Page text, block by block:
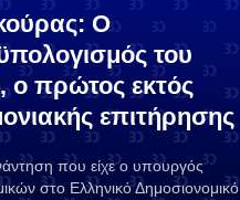
Ο
του
ο πρώτος εκτός
επιτήρησης
που είχε ο υπουργός
στο Ελληνικό Δημοσιονομικό